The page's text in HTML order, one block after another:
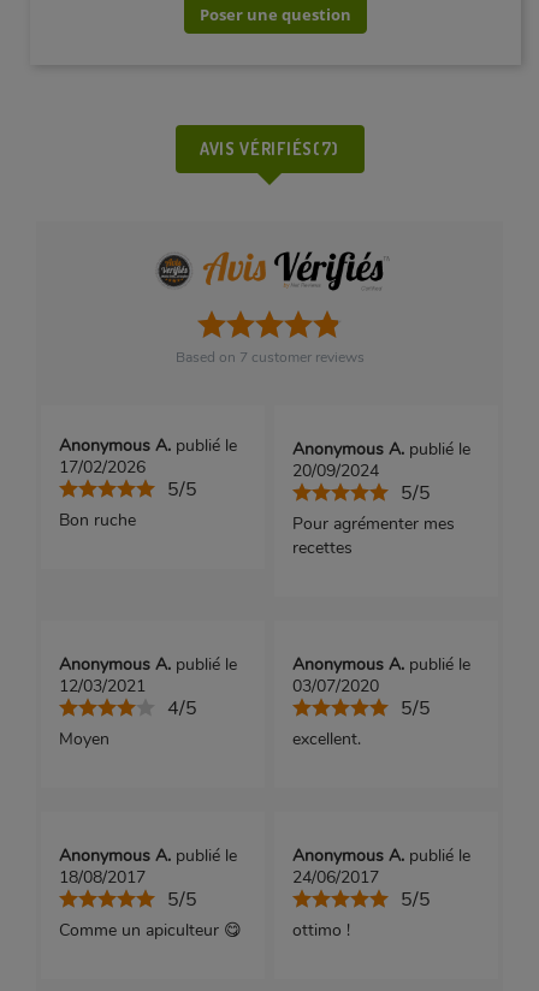
Poser une question
AVIS VÉRIFIÉS(7)
Based on 7 customer reviews
Anonymous A. publié le
17/02/2026
5/5
Bon ruche
Anonymous A. publié le
20/09/2024
5/5
Pour agrémenter mes
recettes
Anonymous A. publié le
12/03/2021
4/5
Moyen
Anonymous A. publié le
03/07/2020
5/5
excellent.
Anonymous A. publié le
18/08/2017
5/5
Comme un apiculteur 😋
Anonymous A. publié le
24/06/2017
5/5
ottimo !